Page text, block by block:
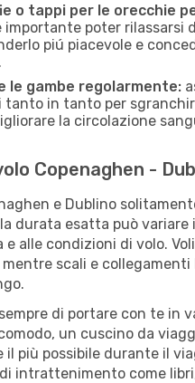
o tappi per le orecchie
importante poter rilassarsi
piú piacevole e
le gambe regolarmente:
tanto in tanto per
la circolazione
Copenaghen -
e Dublino
durata esatta può variare
e alle condizioni di volo.
mentre scali e collegamenti
di portare con te in
un cuscino da
il più possibile durante il
intrattenimento come